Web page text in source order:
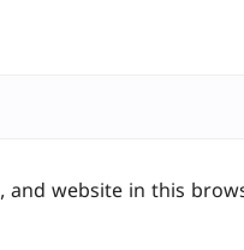
and website in this